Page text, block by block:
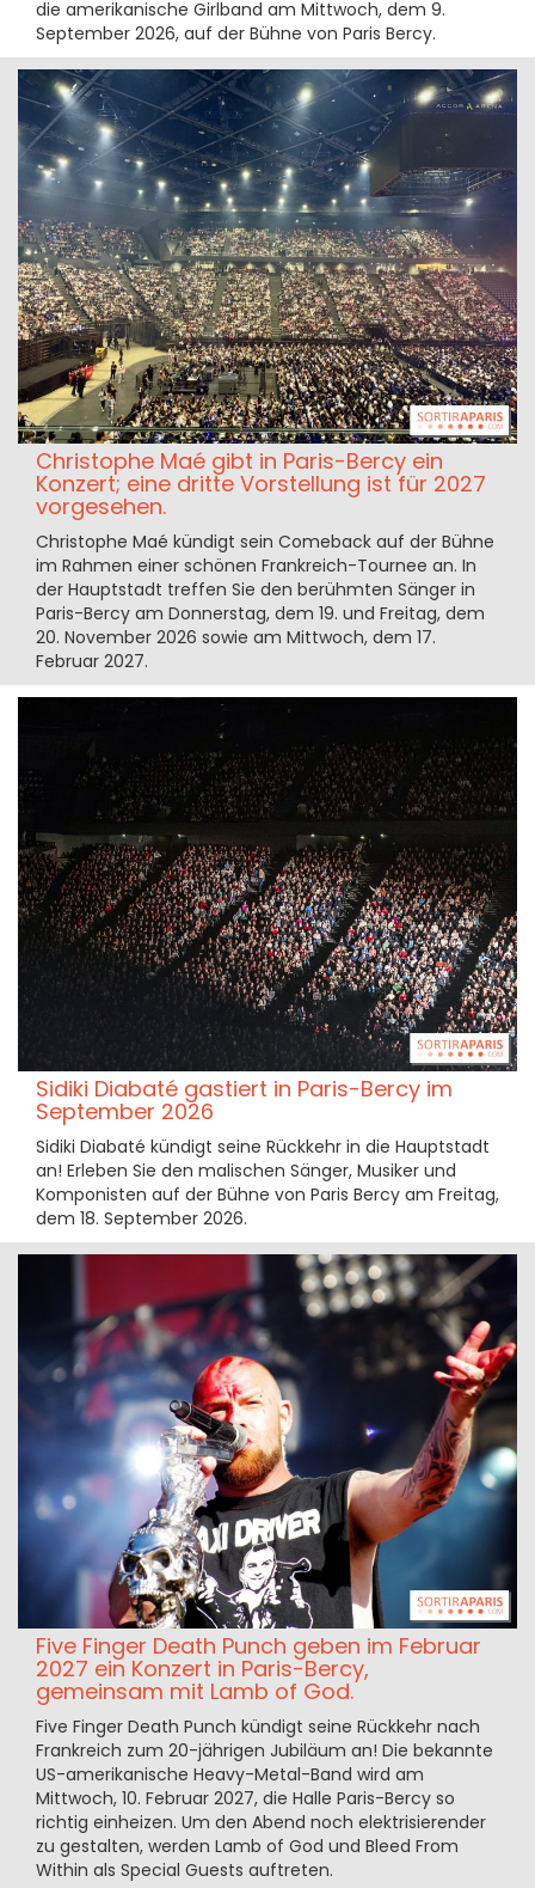
die amerikanische Girlband am Mittwoch, dem 9.
September 2026, auf der Bühne von Paris Bercy.
Christophe Maé gibt in Paris-Bercy ein
Konzert; eine dritte Vorstellung ist für 2027
vorgesehen.
Christophe Maé kündigt sein Comeback auf der Bühne
im Rahmen einer schönen Frankreich-Tournee an. In
der Hauptstadt treffen Sie den berühmten Sänger in
Paris-Bercy am Donnerstag, dem 19. und Freitag, dem
20. November 2026 sowie am Mittwoch, dem 17.
Februar 2027.
Sidiki Diabaté gastiert in Paris-Bercy im
September 2026
Sidiki Diabaté kündigt seine Rückkehr in die Hauptstadt
an! Erleben Sie den malischen Sänger, Musiker und
Komponisten auf der Bühne von Paris Bercy am Freitag,
dem 18. September 2026.
Five Finger Death Punch geben im Februar
2027 ein Konzert in Paris-Bercy,
gemeinsam mit Lamb of God.
Five Finger Death Punch kündigt seine Rückkehr nach
Frankreich zum 20-jährigen Jubiläum an! Die bekannte
US-amerikanische Heavy-Metal-Band wird am
Mittwoch, 10. Februar 2027, die Halle Paris-Bercy so
richtig einheizen. Um den Abend noch elektrisierender
zu gestalten, werden Lamb of God und Bleed From
Within als Special Guests auftreten.